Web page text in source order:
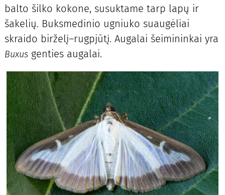
balto šilko kokone, susuktame tarp lapų ir
šakelių. Buksmedinio ugniuko suaugėliai
skraido birželį–rugpjūtį. Augalai šeimininkai yra
Buxusgenties augalai.